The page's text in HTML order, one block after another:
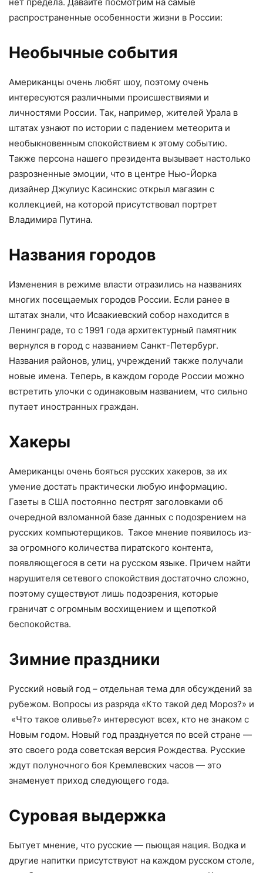
распространенные особенности жизни в России:
Необычные события
Американцы очень любят шоу, поэтому очень
интересуются различными происшествиями и
личностями России. Так, например, жителей Урала в
штатах узнают по истории с падением метеорита и
необыкновенным спокойствием к этому событию.
Также персона нашего президента вызывает настолько
разрозненные эмоции, что в центре Нью-Йорка
дизайнер Джулиус Касинскис открыл магазин с
коллекцией, на которой присутствовал портрет
Владимира Путина.
Названия городов
Изменения в режиме власти отразились на названиях
многих посещаемых городов России. Если ранее в
штатах знали, что Исаакиевский собор находится в
Ленинграде, то с 1991 года архитектурный памятник
вернулся в город с названием Санкт-Петербург.
Названия районов, улиц, учреждений также получали
новые имена. Теперь, в каждом городе России можно
встретить улочки с одинаковым названием, что сильно
путает иностранных граждан.
Хакеры
Американцы очень бояться русских хакеров, за их
умение достать практически любую информацию.
Газеты в США постоянно пестрят заголовками об
очередной взломанной базе данных с подозрением на
русских компьютерщиков. Такое мнение появилось из-
за огромного количества пиратского контента,
появляющегося в сети на русском языке. Причем найти
нарушителя сетевого спокойствия достаточно сложно,
поэтому существуют лишь подозрения, которые
граничат с огромным восхищением и щепоткой
беспокойства.
Зимние праздники
Русский новый год – отдельная тема для обсуждений за
рубежом. Вопросы из разряда «Кто такой дед Мороз?» и
«Что такое оливье?» интересуют всех, кто не знаком с
Новым годом. Новый год празднуется по всей стране —
это своего рода советская версия Рождества. Русские
ждут полуночного боя Кремлевских часов — это
знаменует приход следующего года.
Суровая выдержка
Бытует мнение, что русские — пьющая нация. Водка и
другие напитки присутствуют на каждом русском столе,